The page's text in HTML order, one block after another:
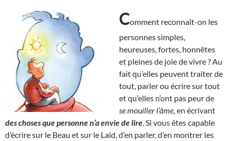
Comment reconnaît-on les
personnes simples,
heureuses, fortes, honnêtes
et pleines de joie de vivre ? Au
fait qu’elles peuvent traiter de
tout, parler ou écrire sur tout
et qu’elles n’ont pas peur de
semouiller l’âme, en écrivant
des choses que personne n’a envie de lire . Si vous êtes capable
d’écrire sur le Beau et sur le Laid, d’en parler, d’en montrer les